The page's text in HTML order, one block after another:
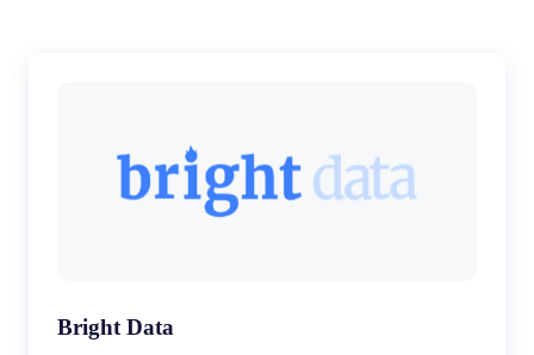
Bright Data